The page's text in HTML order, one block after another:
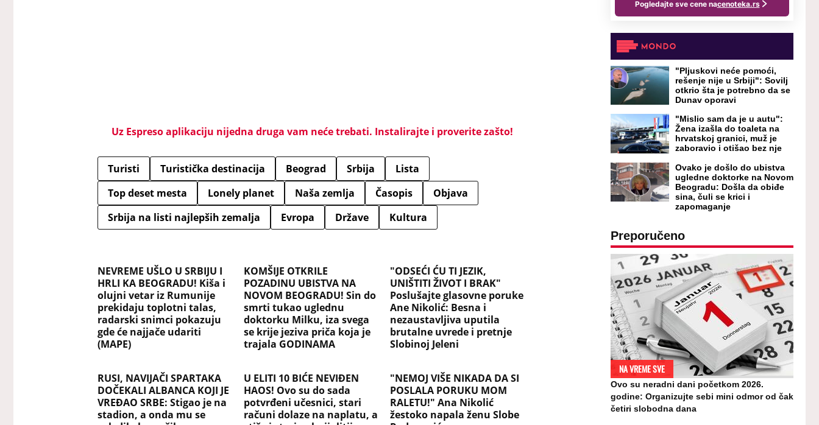
Uz Espreso aplikaciju nijedna druga vam neće trebati. Instalirajte i proverite zašto!
Turisti Turistička destinacija Beograd Srbija
Lista
Top deset mesta
Lonely planet Naša zemlja Časopis
Objava
Srbija na listi najlepših zemalja
Evropa Države Kultura
NEVREME UŠLO U SRBIJU I
HRLI KA BEOGRADU! Kiša i
olujni vetar iz Rumunije
prekidaju toplotni talas,
radarski snimci pokazuju
gde će najjače udariti
(MAPE)
KOMŠIJE OTKRILE
POZADINU UBISTVA NA
NOVOM BEOGRADU! Sin do
smrti tukao uglednu
doktorku Milku, iza svega
se krije jeziva priča koja je
trajala GODINAMA
"ODSEĆI ĆU TI JEZIK,
UNIŠTITI ŽIVOT I BRAK"
Poslušajte glasovne poruke
Ane Nikolić: Besna i
nezaustavljiva uputila
brutalne uvrede i pretnje
Slobinoj Jeleni
RUSI, NAVIJAČI SPARTAKA
DOČEKALI ALBANCA KOJI JE
VREĐAO SRBE: Stigao je na
stadion, a onda mu se
U ELITI 10 BIĆE NEVIĐEN
HAOS! Ovo su do sada
potvrđeni učesnici, stari
računi dolaze na naplatu, a
"NEMOJ VIŠE NIKADA DA SI
POSLALA PORUKU MOM
RALETU!" Ana Nikolić
žestoko napala ženu Slobe
"Pljuskovi neće pomoći,
rešenje nije u Srbiji": Sovilj
otkrio šta je potrebno da se
Dunav oporavi
"Mislio sam da je u autu":
Žena izašla do toaleta na
hrvatskoj granici, muž je
zaboravio i otišao bez nje
Ovako je došlo do ubistva
ugledne doktorke na Novom
Beogradu: Došla da obiđe
sina, čuli se krici i
zapomaganje
Preporučeno
NA VREME SVE
Ovo su neradni dani početkom 2026.
godine: Organizujte sebi mini odmor od čak
četiri slobodna dana